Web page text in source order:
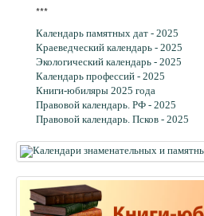
Азбука права
КонсультантПлюс
Новости
Правовой календарь
Консультация юриста
Книги и журналы по праву
Социально значимые законы
Псков на ладони
Страницы истории
Жизнь замечательных людей (ЖЗЛ)
Почетные граждане города Пскова
Литературный Псков
Псков творческий
***
Календарь памятных дат - 2025
Краеведческий календарь - 2025
Экологический календарь - 2025
Календарь профессий - 2025
Книги-юбиляры 2025 года
Правовой календарь. РФ - 2025
Правовой календарь. Псков - 2025